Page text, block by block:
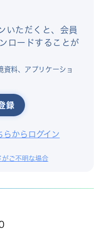
いただくと、会員
ロードすることが
資料、アプリケーショ
録
らからログイン
がご不明な場合